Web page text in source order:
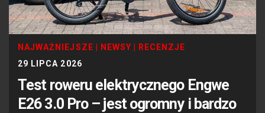
NAJWAŻNIEJSZE NEWSY
RECENZJE
29 LIPCA 2026
Test roweru elektrycznego Engwe
E26 3.0 Pro – jest ogromny i bardzo